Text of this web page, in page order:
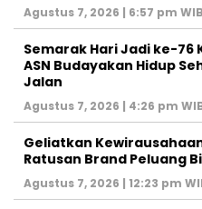
Agustus 7, 2026 | 6:57 pm WIB
‎Semarak Hari Jadi ke-76
ASN Budayakan Hidup
Jalan
Agustus 7, 2026 | 4:26 pm
‎Geliatkan
Ratusan Brand Peluang
Agustus 7, 2026 | 12:23 pm